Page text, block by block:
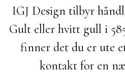
IGJ Design tilbyr
Gult eller hvitt gull i
finner det du er ute
kontakt for en